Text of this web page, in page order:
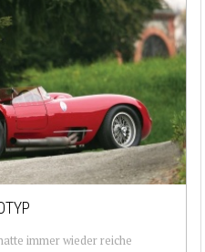
immer wieder reiche